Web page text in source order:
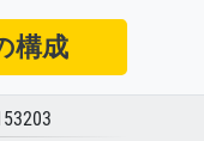
構成